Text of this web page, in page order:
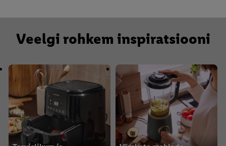
Veelgi rohkem inspiratsiooni